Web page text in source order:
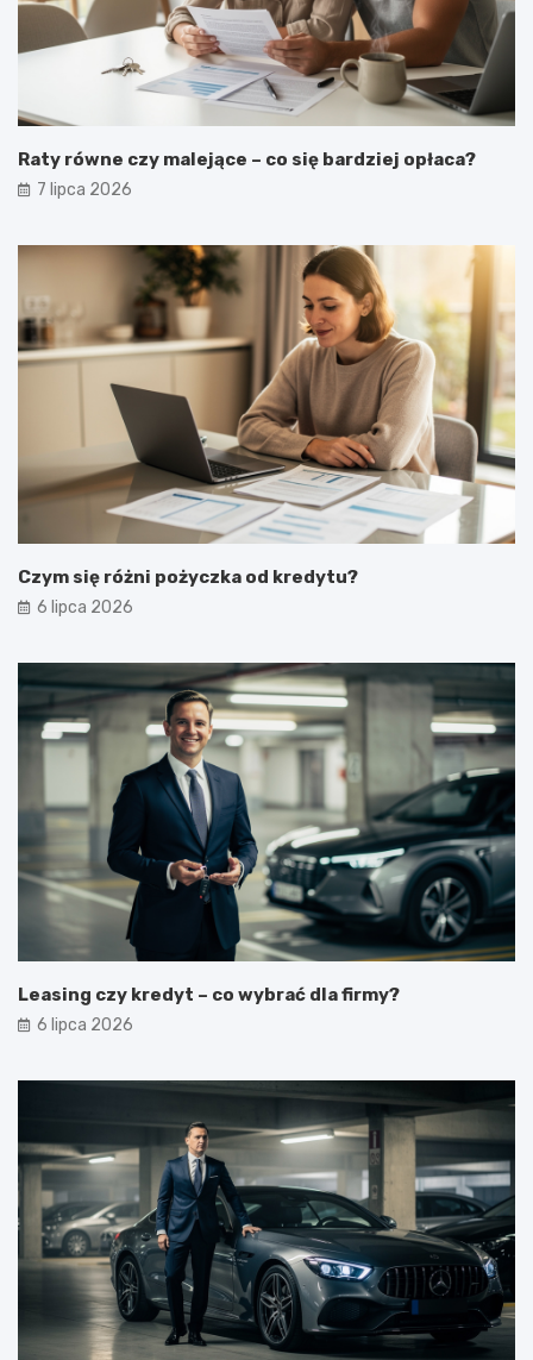
Raty równe czy malejące – co się bardziej opłaca?
7 lipca 2026
Czym się różni pożyczka od kredytu?
6 lipca 2026
Leasing czy kredyt – co wybrać dla firmy?
6 lipca 2026